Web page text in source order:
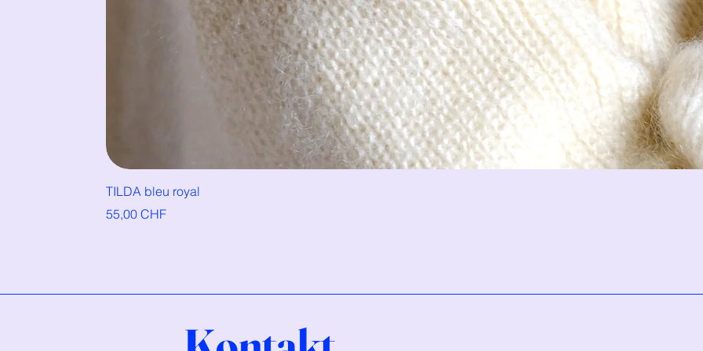
TILDA bleu royal
Preis
55,00 CHF